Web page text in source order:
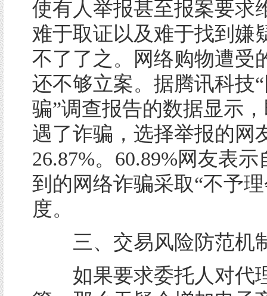
使有人举报甚至报案要求
难于取证以及难于找到嫌
不了了之。网络购物遭受
还不够立案。据腾讯科技
骗”调查报告的数据显示
遇了诈骗，选择举报的网
26.87%。60.89%网友表
到的网络诈骗采取“不予
度。
三、交易风险防范
如果要求委托人对代